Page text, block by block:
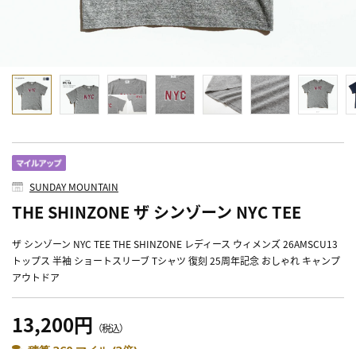
SUNDAY MOUNTAIN
THE SHINZONE ザ シンゾーン NYC TEE
ザ シンゾーン NYC TEE THE SHINZONE レディース ウィメンズ 26AMSCU13
トップス 半袖 ショートスリーブ Tシャツ 復刻 25周年記念 おしゃれ キャンプ
アウトドア
13,200円 （税込）